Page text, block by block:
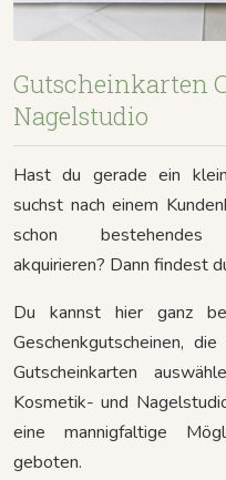
Gutscheinkarten
Nagelstudio
Hast du gerade ein
suchst nach einem
schon bestehendes
akquirieren? Dann findest
Du kannst hier ganz
Geschenkgutscheinen,
Gutscheinkarten
Kosmetik- und
eine mannigfaltige
geboten.